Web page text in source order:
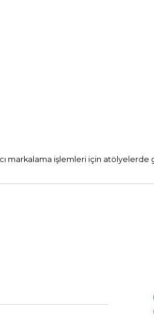
markalama işlemleri için